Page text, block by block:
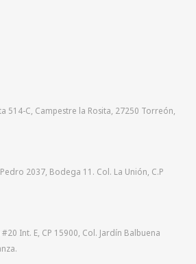
514-C, Campestre la Rosita, 27250 Torreón,
2037, Bodega 11. Col. La Unión, C.P
Int. E, CP 15900, Col. Jardín Balbuena